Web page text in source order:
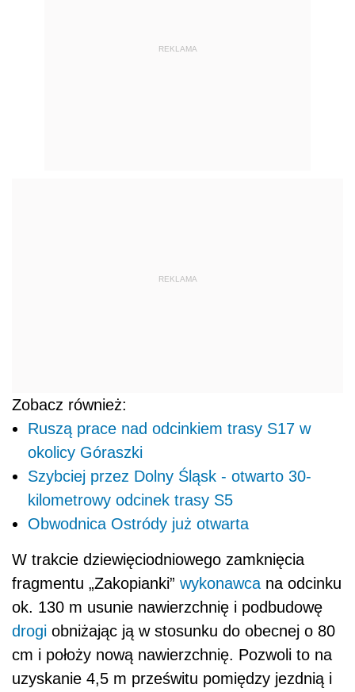
REKLAMA
REKLAMA
Zobacz również:
Ruszą prace nad odcinkiem trasy S17 w
okolicy Góraszki
Szybciej przez Dolny Śląsk - otwarto 30-
kilometrowy odcinek trasy S5
Obwodnica Ostródy już otwarta
W trakcie dziewięciodniowego zamknięcia
fragmentu „Zakopianki” wykonawca na odcinku
ok. 130 m usunie nawierzchnię i podbudowę
drogi obniżając ją w stosunku do obecnej o 80
cm i położy nową nawierzchnię. Pozwoli to na
uzyskanie 4,5 m prześwitu pomiędzy jezdnią i